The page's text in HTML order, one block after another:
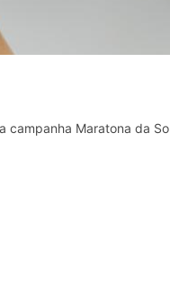
campanha Maratona da